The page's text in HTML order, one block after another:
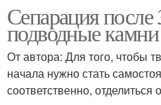
Сепарация после
подводные камни
От автора: Для того, чтобы
начала нужно стать
соответственно, отделиться